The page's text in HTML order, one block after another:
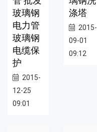
玻璃钢
电力管
玻璃钢
电缆保
护
2015-
12-25
09:01
涤塔
2015-
09-01
09:12